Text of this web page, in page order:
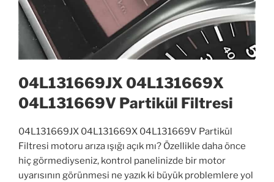
04L131669JX 04L131669X
04L131669V Partikül Filtresi
04L131669JX 04L131669X 04L131669V Partikül
Filtresi motoru arıza ışığı açık mı? Özellikle daha önce
hiç görmediyseniz, kontrol panelinizde bir motor
uyarısının görünmesi ne yazık ki büyük problemlere yol